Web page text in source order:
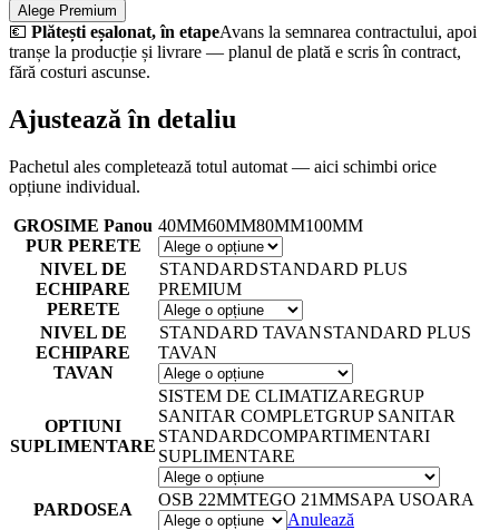
Alege Premium
💶 Plătești eșalonat, în etapeAvans la semnarea contractului, apoi
tranșe la producție și livrare — planul de plată e scris în contract,
fără costuri ascunse.
Ajustează în detaliu
Pachetul ales completează totul automat — aici schimbi orice
opțiune individual.
GROSIME Panou
PUR PERETE
40MM60MM80MM100MM
NIVEL DE
ECHIPARE
PERETE
STANDARDSTANDARD PLUS
PREMIUM
NIVEL DE
ECHIPARE
TAVAN
STANDARD TAVANSTANDARD PLUS
TAVAN
OPTIUNI
SUPLIMENTARE
SISTEM DE CLIMATIZAREGRUP
SANITAR COMPLETGRUP SANITAR
STANDARDCOMPARTIMENTARI
SUPLIMENTARE
PARDOSEA
OSB 22MMTEGO 21MMSAPA USOARA
Anulează